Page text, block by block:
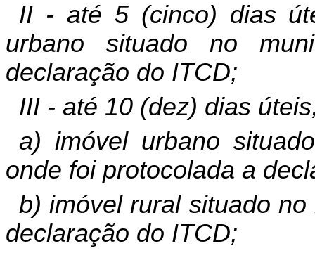
II - até 5 (cinco) dias
urbano situado no
declaração do ITCD;
III - até 10 (dez) dias
a) imóvel urbano
onde foi protocolada a
b) imóvel rural situado
declaração do ITCD;